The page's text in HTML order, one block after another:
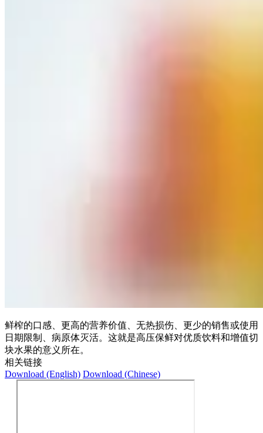
鲜榨的口感、更高的营养价值、无热损伤、更少的销售或使用
日期限制、病原体灭活。这就是高压保鲜对优质饮料和增值切
块水果的意义所在。
相关链接
Download (English) Download (Chinese)